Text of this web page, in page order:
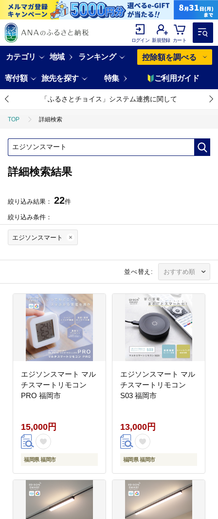
ログイン 新規登録 カート
カテゴリ 地域 ランキング 控除額を調べる
寄付額 旅先を探す 特集 ご利用ガイド
「ふるさとチョイス」システム連携に関して
TOP 詳細検索
詳細検索結果
絞り込み結果： 22件
絞り込み条件：
エジソンスマート
並べ替え:
エジソンスマート マル
チスマートリモコン
PRO 福岡市
15,000円
福岡県 福岡市
エジソンスマート マル
チスマートリモコン
S03 福岡市
13,000円
福岡県 福岡市